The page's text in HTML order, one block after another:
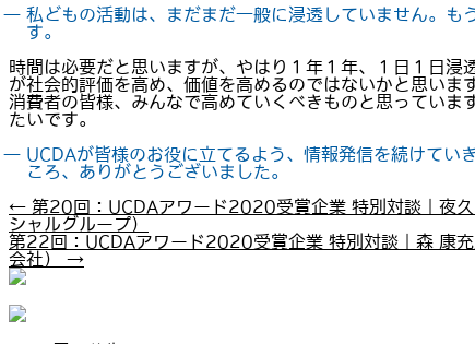
― 私どもの活動は、まだまだ一般に浸透していません。も
す。
時間は必要だと思いますが、やはり１年１年、１日１日浸
が社会的評価を高め、価値を高めるのではないかと思いま
消費者の皆様、みんなで高めていくべきものと思っていま
たいです。
― UCDAが皆様のお役に立てるよう、情報発信を続けてい
ころ、ありがとうございました。
← 第20回：UCDAアワード2020受賞企業 特別対談｜夜
シャルグループ）
第22回：UCDAアワード2020受賞企業 特別対談｜森 康
会社） →